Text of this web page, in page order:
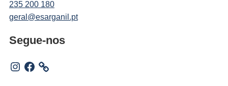
235 200 180
geral@esarganil.pt
Segue-nos
Instagram
Facebook